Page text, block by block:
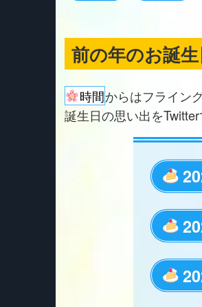
前の年のお誕
時間からはフライン
誕生日の思い出を